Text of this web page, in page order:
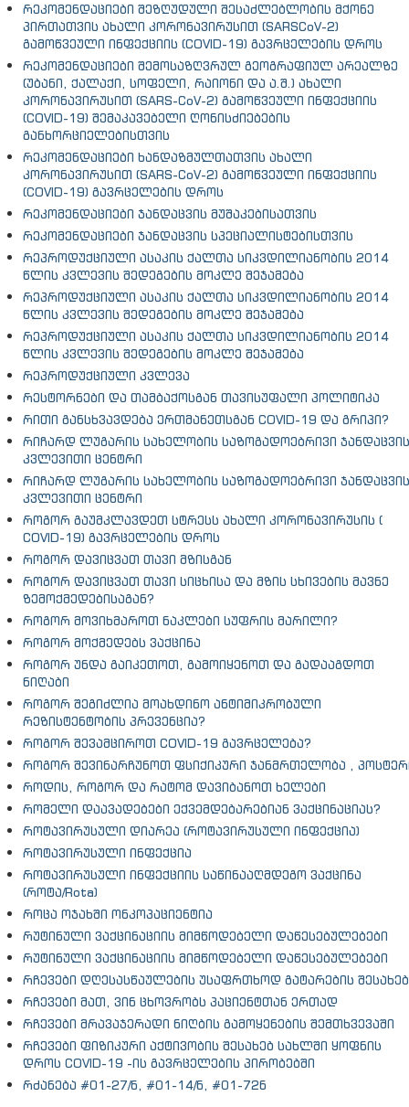
რეკომენდაციები შეზღუდული შესაძლებლობის მქონე
პირთათვის ახალი კორონავირუსით (SARSCoV-2)
გამოწვეული ინფექციის (COVID-19) გავრცელების დროს
რეკომენდაციები შემოსაზღვრულ გეოგრაფიულ არეალზე
(უბანი, ქალაქი, სოფელი, რაიონი და ა.შ.) ახალი
კორონავირუსით (SARS-CoV-2) გამოწვეული ინფექციის
(COVID-19) შემაკავებელი ღონისძიებების
განხორციელებისთვის
რეკომენდაციები ხანდაზმულთათვის ახალი
კორონავირუსით (SARS-CoV-2) გამოწვეული ინფექციის
(COVID-19) გავრცელების დროს
რეკომენდაციები ჯანდაცვის მუშაკებისათვის
რეკომენდაციები ჯანდაცვის სპეციალისტებისთვის
რეპროდუქციული ასაკის ქალთა სიკვდილიანობის 2014
წლის კვლევის შედეგების მოკლე შეჯამება
რეპროდუქციული ასაკის ქალთა სიკვდილიანობის 2014
წლის კვლევის შედეგების მოკლე შეჯამება
რეპროდუქციული ასაკის ქალთა სიკვდილიანობის 2014
წლის კვლევის შედეგების მოკლე შეჯამება
რეპროდუქციული კვლევა
რესტორნები და თამბაქოსგან თავისუფალი პოლიტიკა
რითი განსხვავდება ერთმანეთსგან COVID-19 და გრიპი?
რიჩარდ ლუგარის სახელობის საზოგადოებრივი ჯანდაცვის
კვლევითი ცენტრი
რიჩარდ ლუგარის სახელობის საზოგადოებრივი ჯანდაცვის
კვლევითი ცენტრი
როგორ გაუმკლავდეთ სტრესს ახალი კორონავირუსის (
COVID-19) გავრცელების დროს
როგორ დავიცვათ თავი მზისგან
როგორ დავიცვათ თავი სიცხისა და მზის სხივების მავნე
ზემოქმედებისაგან?
როგორ მოვიხმაროთ ნაკლები სუფრის მარილი?
როგორ მოქმედებს ვაქცინა
როგორ უნდა გაიკეთოთ, გამოიყენოთ და გადააგდოთ
ნიღაბი
როგორ შეგიძლია მოახდინო ანტიმიკრობული
რეზისტენტობის პრევენცია?
როგორ შევამციროთ COVID-19 გავრცელება?
როგორ შევინარჩუნოთ ფსიქიკური ჯანმრთელობა ,
როდის, როგორ და რატომ დავიბანოთ ხელები
რომელი დაავადებები ექვემდებარებიან ვაქცინაციას?
როტავირუსული დიარეა (როტავირუსული ინფექცია)
როტავირუსული ინფექცია
როტავირუსული ინფექციის საწინააღმდეგო ვაქცინა
(როტა/Rota)
როცა ოჯახში ონკოპაციენტია
რუტინული ვაქცინაციის მიმწოდებელი დაწესებულებები
რუტინული ვაქცინაციის მიმწოდებელი დაწესებულებები
რჩევები დღესასწაულების უსაფრთხოდ გატარების შესახებ
რჩევები მათ, ვინ ცხოვრობს პაციენტთან ერთად
რჩევები მრავაჯერადი ნიღბის გამოყენების შემთხვევაში
რჩევები ფიზიკური აქტივობის შესახებ სახლში ყოფნის
დროს COVID-19 -ის გავრცელების პირობებში
რძანება #01-27/ნ, #01-14/ნ, #01-72ნ